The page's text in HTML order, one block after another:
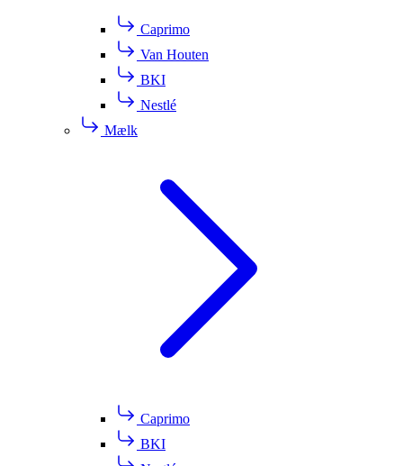
Caprimo
Van Houten
BKI
Nestlé
Mælk
Caprimo
BKI